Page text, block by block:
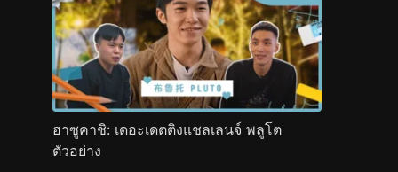
ฮาซูคาชิ: เดอะเดตติงแชลเลนจ์ พลูโต
ตัวอย่าง